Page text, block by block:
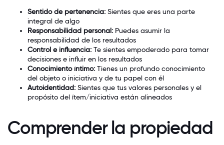
Sentido de pertenencia: Sientes que eres una parte
integral de algo
Responsabilidad personal: Puedes asumir la
responsabilidad de los resultados
Control e influencia: Te sientes empoderado para tomar
decisiones e influir en los resultados
Conocimiento íntimo: Tienes un profundo conocimiento
del objeto o iniciativa y de tu papel con él
Autoidentidad: Sientes que tus valores personales y el
propósito del ítem/iniciativa están alineados
Comprender la propiedad